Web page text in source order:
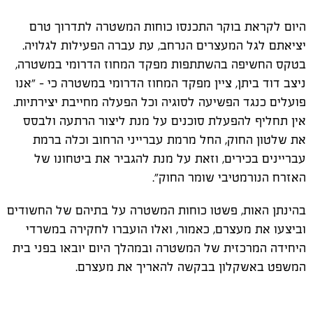
היום לקראת בוקר התכנסו כוחות המשטרה לתדרוך טרם
יציאתם לגל המעצרים הנרחב, עת עברה הפעילות לגלויה.
בטקס החשיפה בהשתתפות מפקד המחוז הדרומי במשטרה,
ניצב דוד ביתן, ציין מפקד המחוז הדרומי במשטרה כי - "אנו
פועלים כנגד הפשיעה לסוגיה וכל הפעלה מחייבת יצירתיות.
אין תחליף להפעלת סוכנים על מנת ליצור הרתעה ולבסס
את שלטון החוק, החל מרמת עברייני הרחוב וכלה ברמת
עבריינים בכירים, וזאת על מנת להגביר את ביטחונו של
האזרח הנורמטיבי שומר החוק".
בהינתן האות, פשטו כוחות המשטרה על בתיהם של החשודים
וביצעו את מעצרם, כאמור, ואלו הועברו לחקירה במשרדי
היחידה המרכזית של המשטרה ובמהלך היום יובאו בפני בית
המשפט באשקלון בבקשה להאריך את מעצרם.